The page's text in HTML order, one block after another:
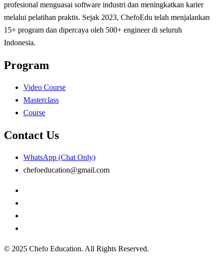
profesional menguasai software industri dan meningkatkan karier
melalui pelatihan praktis. Sejak 2023, ChefoEdu telah menjalankan
15+ program dan dipercaya oleh 500+ engineer di seluruh
Indonesia.
Program
Video Course
Masterclass
Course
Contact Us
WhatsApp (Chat Only)
chefoeducation@gmail.com
© 2025 Chefo Education. All Rights Reserved.